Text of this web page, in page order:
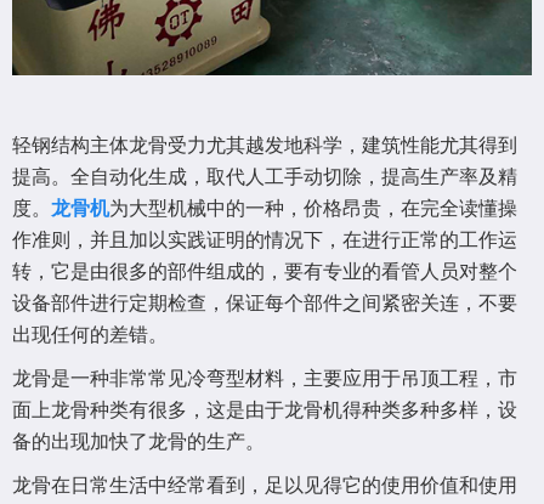
轻钢结构主体龙骨受力尤其越发地科学，建筑性能尤其得到
提高。全自动化生成，取代人工手动切除，提高生产率及精
度。 龙骨机为大型机械中的一种，价格昂贵，在完全读懂操
作准则，并且加以实践证明的情况下，在进行正常的工作运
转，它是由很多的部件组成的，要有专业的看管人员对整个
设备部件进行定期检查，保证每个部件之间紧密关连，不要
出现任何的差错。
龙骨是一种非常常见冷弯型材料，主要应用于吊顶工程，市
面上龙骨种类有很多，这是由于龙骨机得种类多种多样，设
备的出现加快了龙骨的生产。
龙骨在日常生活中经常看到，足以见得它的使用价值和使用